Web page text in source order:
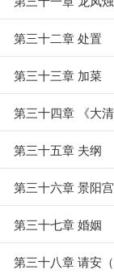
第三十二章 处置
第三十三章 加菜
第三十四章 《大清
第三十五章 夫纲
第三十六章 景阳宫
第三十七章 婚姻
第三十八章 请安（